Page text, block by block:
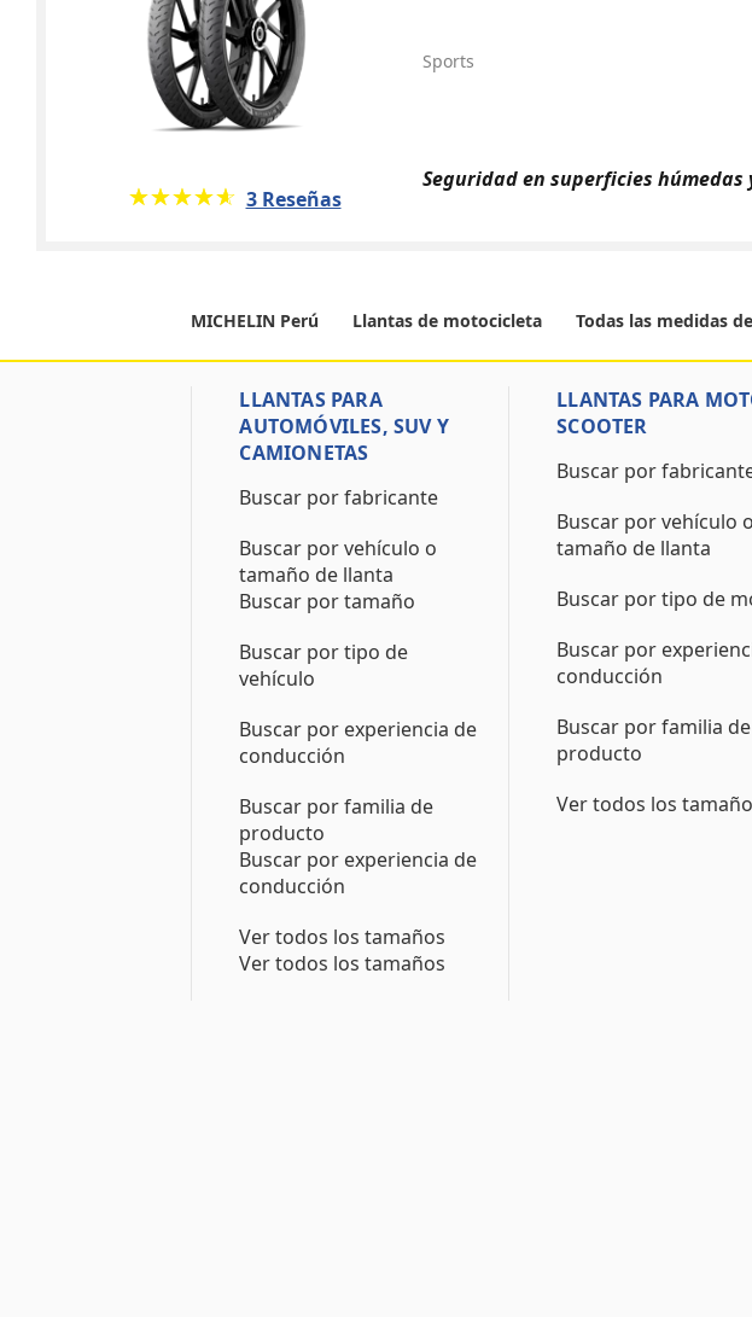
Sports
★★★★★
☆☆☆☆☆ 3 Reseñas
Seguridad en superficies
MICHELIN Perú Llantas de motocicleta Todas las medidas
LLANTAS PARA
AUTOMÓVILES, SUV Y
CAMIONETAS
Buscar por fabricante
Buscar por vehículo o
tamaño de llanta
Buscar por tamaño
Buscar por tipo de
vehículo
Buscar por experiencia de
conducción
Buscar por familia de
producto
Buscar por experiencia de
conducción
Ver todos los tamaños
Ver todos los tamaños
LLANTAS PARA
SCOOTER
Buscar por
Buscar por vehículo o
tamaño de llanta
Buscar por tipo de
Buscar por
conducción
Buscar por familia de
producto
Ver todos los